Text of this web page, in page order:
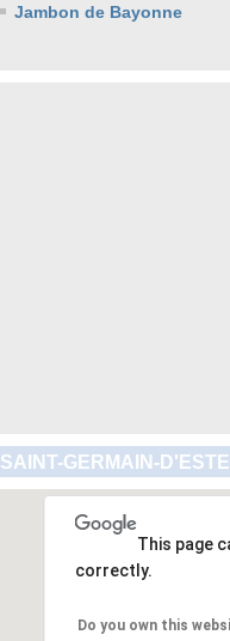
Jambon de Bayonne
SAINT-GERMAIN-
This page
correctly.
Do you own this